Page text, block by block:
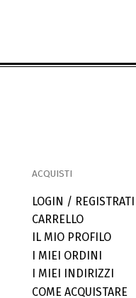
ACQUISTI
LOGIN / REGISTRATI
CARRELLO
IL MIO PROFILO
I MIEI ORDINI
I MIEI INDIRIZZI
COME ACQUISTARE